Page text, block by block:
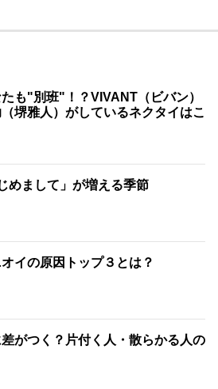
も"別班"！？VIVANT（ビバン）
堺雅人）がしているネクタイはこ
めまして」が増える季節
イの原因トップ３とは？
がつく？片付く人・散らかる人の